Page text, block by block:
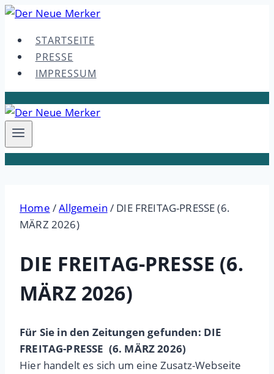
Skip
contentSTARTSEITE
PRESSE
IMPRESSUM
Home /Allgemein / DIE FREITAG-PRESSE (6.
MÄRZ 2026)
DIE FREITAG-PRESSE (6.
MÄRZ 2026)
Für Sie in den Zeitungen gefunden: DIE
FREITAG-PRESSE (6. MÄRZ 2026)
Hier handelt es sich um eine Zusatz-Webseite